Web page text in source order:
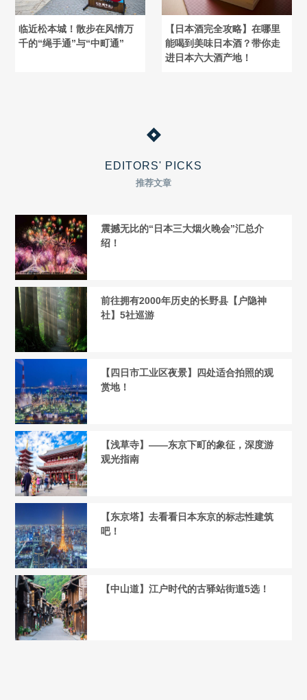
临近松本城！散步在风情万
千的“绳手通”与“中町通”
【日本酒完全攻略】在哪里
能喝到美味日本酒？带你走
进日本六大酒产地！
EDITORS' PICKS
推荐文章
震撼无比的“日本三大烟火晚会”汇总介
绍！
前往拥有2000年历史的长野县【户隐神
社】5社巡游
【四日市工业区夜景】四处适合拍照的观
赏地！
【浅草寺】——东京下町的象征，深度游
观光指南
【东京塔】去看看日本东京的标志性建筑
吧！
【中山道】江户时代的古驿站街道5选！